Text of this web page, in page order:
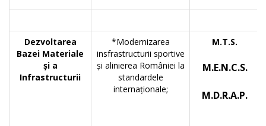
Dezvoltarea
Bazei Materiale
şi a
Infrastructurii
*Modernizarea
insfrastructurii sportive
şi alinierea României la
standardele
internaţionale;
M.T.S.
M.E.N.C.S.
M.D.R.A.P.